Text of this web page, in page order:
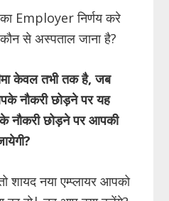
Employer निर्णय करे
से अस्पताल जाना है?
बीमा केवल तभी तक है, जब
नौकरी छोड़ने पर यह
नौकरी छोड़ने पर आपकी
शायद नया एम्प्लायर आपको